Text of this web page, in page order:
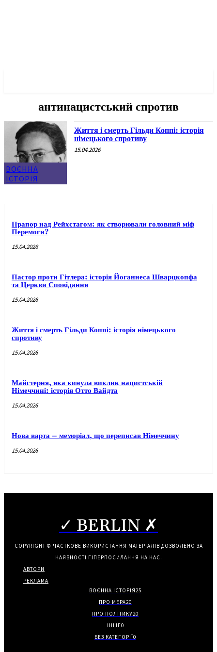
антинацистський спротив
ВОЄННА
ІСТОРІЯ
Життя і смерть Гільди Коппі: історія
німецького спротиву
15.04.2026
Прапор над Рейхстагом: як створювали головний міф
Перемоги?
15.04.2026
Пастор проти Гітлера: історія Йоганнеса Шварцкопфа
та Церкви Сповідання
15.04.2026
Життя і смерть Гільди Коппі: історія німецького
спротиву
15.04.2026
Майстерня, яка кинула виклик нацистській
Німеччині: історія Отто Вайдта
15.04.2026
Нова варта – меморіал, що переписав Німеччину
15.04.2026
✓ BERLIN ✗
COPYRIGHT © ЧАСТКОВЕ ВИКОРИСТАННЯ МАТЕРІАЛІВ ДОЗВОЛЕНО ЗА
НАЯВНОСТІ ГІПЕРПОСИЛАННЯ НА НАС.
АВТОРИ
РЕКЛАМА
ВОЄННА ІСТОРІЯ25
ПРО МЕРА20
ПРО ПОЛІТИКУ20
ІНШЕ0
БЕЗ КАТЕГОРІЇ0